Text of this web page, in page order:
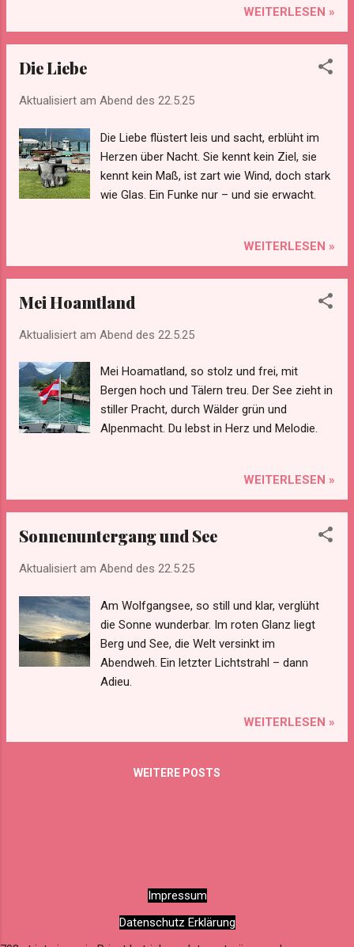
WEITERLESEN »
Die Liebe
Aktualisiert am Abend des 22.5.25
Die Liebe flüstert leis und sacht, erblüht im
Herzen über Nacht. Sie kennt kein Ziel, sie
kennt kein Maß, ist zart wie Wind, doch stark
wie Glas. Ein Funke nur – und sie erwacht.
WEITERLESEN »
Mei Hoamtland
Aktualisiert am Abend des 22.5.25
Mei Hoamatland, so stolz und frei, mit
Bergen hoch und Tälern treu. Der See zieht in
stiller Pracht, durch Wälder grün und
Alpenmacht. Du lebst in Herz und Melodie.
WEITERLESEN »
Sonnenuntergang und See
Aktualisiert am Abend des 22.5.25
Am Wolfgangsee, so still und klar, verglüht
die Sonne wunderbar. Im roten Glanz liegt
Berg und See, die Welt versinkt im
Abendweh. Ein letzter Lichtstrahl – dann
Adieu.
WEITERLESEN »
WEITERE POSTS
Impressum
Datenschutz Erklärung